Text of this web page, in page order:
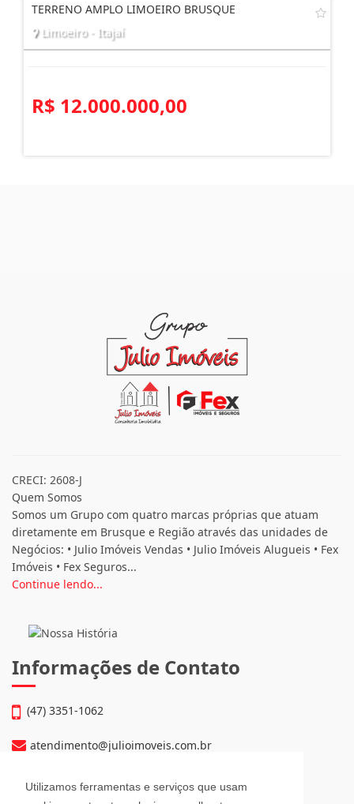
Utilizamos ferramentas e serviços que usam
TERRENO AMPLO LIMOEIRO BRUSQUE
Limoeiro - Itajaí
R$ 12.000.000,00
CRECI: 2608-J
Quem Somos
Somos um Grupo com quatro marcas próprias que atuam
diretamente em Brusque e Região através das unidades de
Negócios: • Julio Imóveis Vendas • Julio Imóveis Alugueis • Fex
Imóveis • Fex Seguros...
Continue lendo...
Informações de Contato
(47) 3351-1062
atendimento@julioimoveis.com.br
Avenida Hugo Schlösser, 69, Jardim Maluche